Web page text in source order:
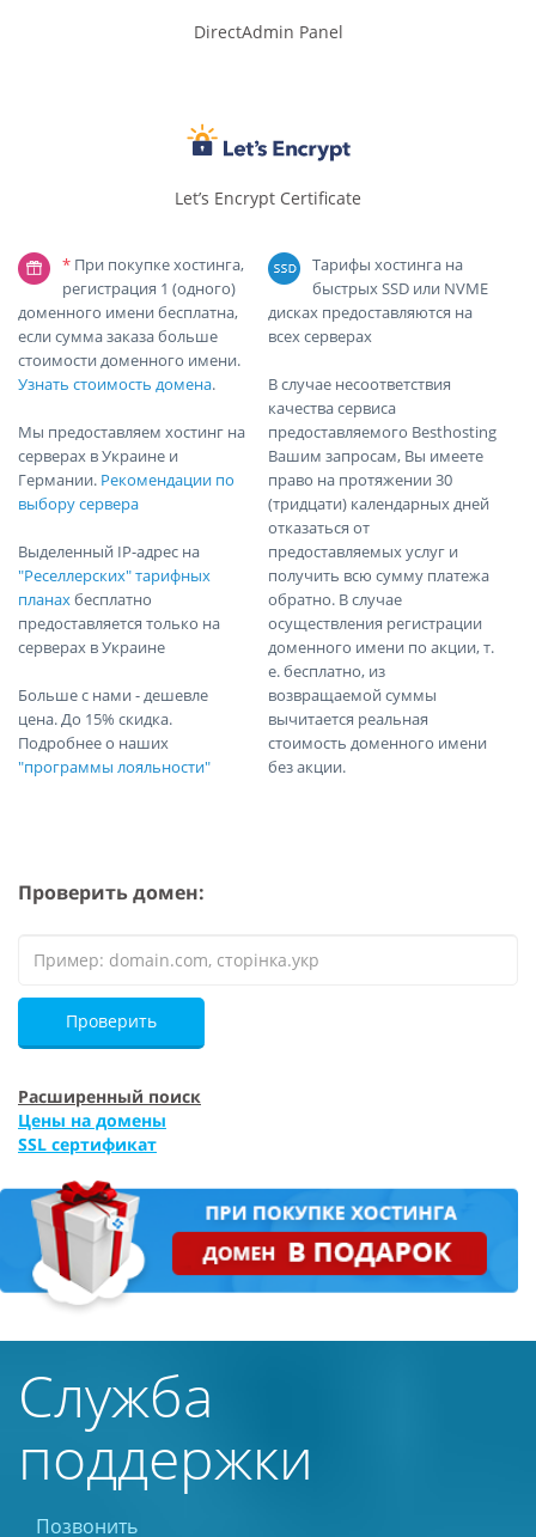
DirectAdmin Panel
Let’s Encrypt Certificate
* При покупке хостинга,
регистрация 1 (одного)
доменного имени бесплатна,
если сумма заказа больше
стоимости доменного имени.
Узнать стоимость домена.
Мы предоставляем хостинг на
серверах в Украине и
Германии. Рекомендации по
выбору сервера
Выделенный IP-адрес на
"Реселлерских" тарифных
планахбесплатно
предоставляется только на
серверах в Украине
Больше с нами - дешевле
цена. До 15% скидка.
Подробнее о наших
"программы лояльности"
Тарифы хостинга на
быстрых SSD или NVME
дисках предоставляются на
всех серверах
В случае несоответствия
качества сервиса
предоставляемого Вesthosting
Вашим запросам, Вы имеете
право на протяжении 30
(тридцати) календарных дней
отказаться от
предоставляемых услуг и
получить всю сумму платежа
обратно. В случае
осуществления регистрации
доменного имени по акции, т.
е. бесплатно, из
возвращаемой суммы
вычитается реальная
стоимость доменного имени
без акции.
Проверить домен:
Проверить
Расширенный поиск
Цены на домены
SSL сертификат
Служба
поддержки
Позвонить